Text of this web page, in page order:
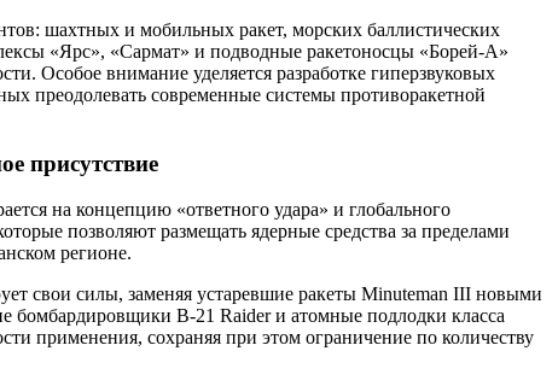
шахтных и мобильных ракет, морских баллистических
«Ярс», «Сармат» и подводные ракетоносцы «Борей-А»
Особое внимание уделяется разработке гиперзвуковых
преодолевать современные системы противоракетной
присутствие
на концепцию «ответного удара» и глобального
позволяют размещать ядерные средства за пределами
регионе.
свои силы, заменяя устаревшие ракеты Minuteman III новыми
бомбардировщики B-21 Raider и атомные подлодки класса
применения, сохраняя при этом ограничение по количеству